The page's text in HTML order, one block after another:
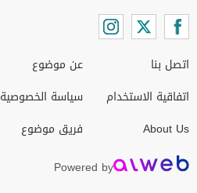
اتصل بنا
اتفاقية الاستخدام
About Us
عن موضوع
سياسة الخصوصية
فريق موضوع
Powered by